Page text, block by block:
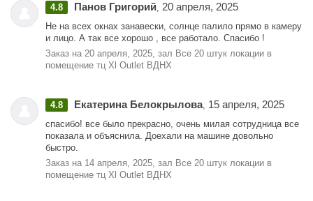
4.8 Панов Григорий 20 апреля, 2025
Не на всех окнах занавески, солнце палило прямо в камеру
и лицо. А так все хорошо , все работало. Спасибо !
Заказ на 20 апреля, 2025, зал Все 20 штук локации в
помещение тц Xl Outlet ВДНХ
4.8 Екатерина Белокрылова, 15 апреля, 2025
спасибо! все было прекрасно, очень милая сотрудница все
показала и объяснила. Доехали на машине довольно
быстро.
Заказ на 14 апреля, 2025, зал Все 20 штук локации в
помещение тц Xl Outlet ВДНХ